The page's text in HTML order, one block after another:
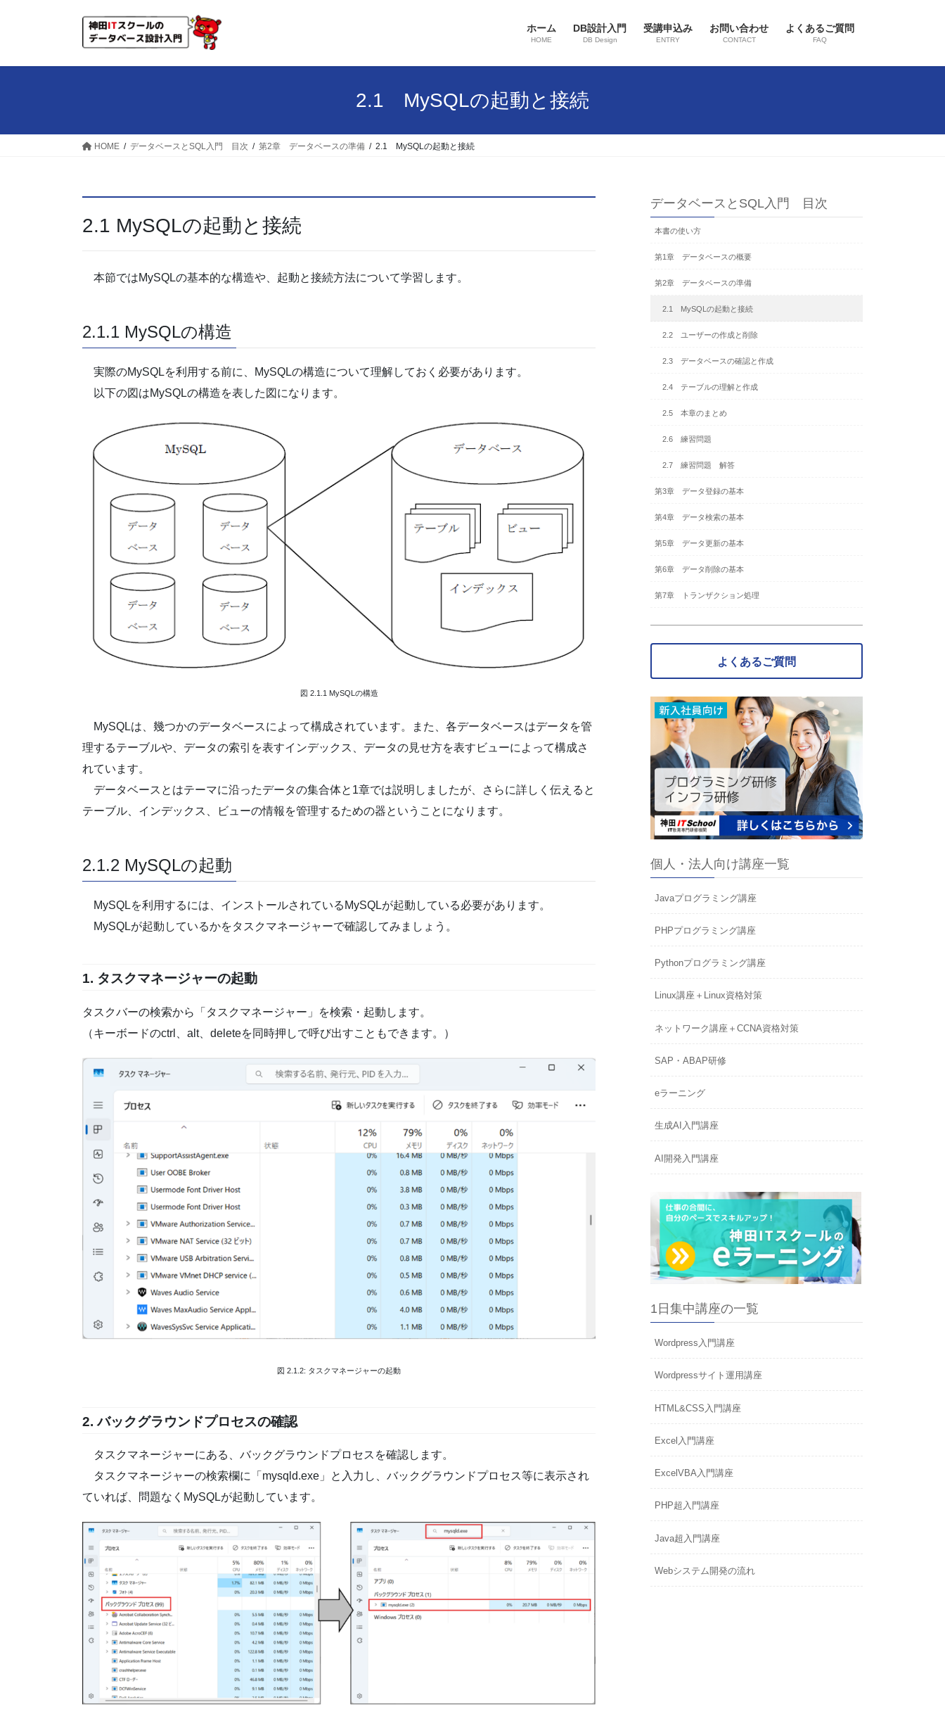
ホーム
HOME
DB設計入門
DB Design
受講申込み
ENTRY
お問い合わせ
CONTACT
よくあるご質問
FAQ
2.1 MySQLの起動と接続
HOME データベースとSQL入門 目次 第2章 データベースの準備 2.1 MySQLの起動と接続
2.1 MySQLの起動と接続
本節ではMySQLの基本的な構造や、起動と接続方法について学習します。
2.1.1 MySQLの構造
実際のMySQLを利用する前に、MySQLの構造について理解しておく必要があります。
以下の図はMySQLの構造を表した図になります。
図 2.1.1 MySQLの構造
MySQLは、幾つかのデータベースによって構成されています。また、各データベースはデータを管
理するテーブルや、データの索引を表すインデックス、データの見せ方を表すビューによって構成さ
れています。
データベースとはテーマに沿ったデータの集合体と1章では説明しましたが、さらに詳しく伝えると
テーブル、インデックス、ビューの情報を管理するための器ということになります。
2.1.2 MySQLの起動
MySQLを利用するには、インストールされているMySQLが起動している必要があります。
MySQLが起動しているかをタスクマネージャーで確認してみましょう。
1. タスクマネージャーの起動
タスクバーの検索から「タスクマネージャー」を検索・起動します。
（キーボードのctrl、alt、deleteを同時押しで呼び出すこともできます。）
図 2.1.2: タスクマネージャーの起動
2.バックグラウンドプロセスの確認
タスクマネージャーにある、バックグラウンドプロセスを確認します。
タスクマネージャーの検索欄に「mysqld.exe」と入力し、バックグラウンドプロセス等に表示され
ていれば、問題なくMySQLが起動しています。
データベースとSQL入門 目次
本書の使い方
第1章 データベースの概要
第2章 データベースの準備
2.1 MySQLの起動と接続
2.2 ユーザーの作成と削除
2.3 データベースの確認と作成
2.4 テーブルの理解と作成
2.5 本章のまとめ
2.6 練習問題
2.7 練習問題 解答
第3章 データ登録の基本
第4章 データ検索の基本
第5章 データ更新の基本
第6章 データ削除の基本
第7章 トランザクション処理
よくあるご質問
個人・法人向け講座一覧
Javaプログラミング講座
PHPプログラミング講座
Pythonプログラミング講座
Linux講座＋Linux資格対策
ネットワーク講座＋CCNA資格対策
SAP・ABAP研修
eラーニング
生成AI入門講座
AI開発入門講座
1日集中講座の一覧
Wordpress入門講座
Wordpressサイト運用講座
HTML&CSS入門講座
Excel入門講座
ExcelVBA入門講座
PHP超入門講座
Java超入門講座
Webシステム開発の流れ